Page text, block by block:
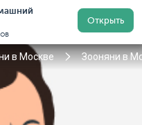
Открыть
Регистрация
в Москве Зооняни в